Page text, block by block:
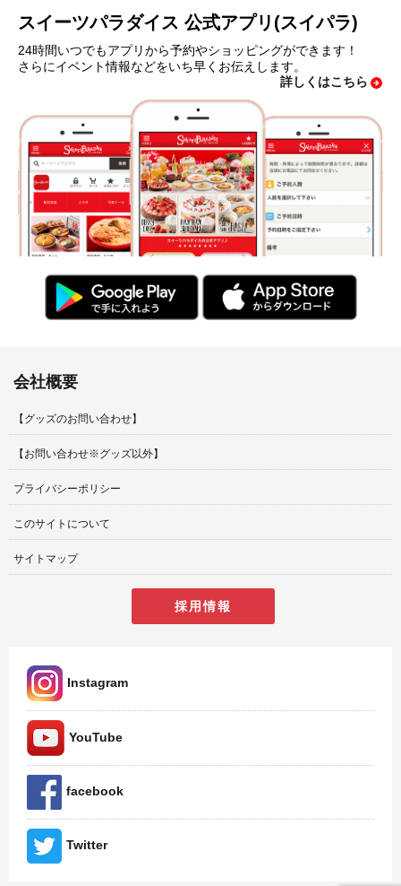
スイーツパラダイス 公式アプリ(スイパラ)
24時間いつでもアプリから予約やショッピングができます！
さらにイベント情報などをいち早くお伝えします。
詳しくはこちら
会社概要
【グッズのお問い合わせ】
【お問い合わせ※グッズ以外】
プライバシーポリシー
このサイトについて
サイトマップ
採用情報
Instagram
YouTube
facebook
Twitter